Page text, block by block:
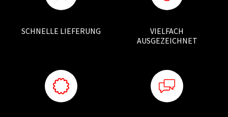
SCHNELLE LIEFERUNG
VIELFACH
AUSGEZEICHNET